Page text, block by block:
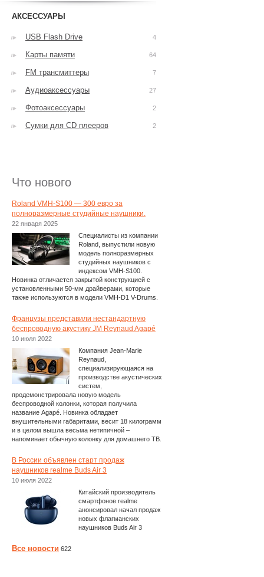
АКСЕССУАРЫ
USB Flash Drive 4
Карты памяти 64
FM трансмиттеры 7
Аудиоаксессуары 27
Фотоаксессуары 2
Сумки для CD плееров 2
Что нового
Roland VMH-S100 — 300 евро за
полноразмерные студийные наушники.
22 января 2025
Специалисты из компании
Roland, выпустили новую
модель полноразмерных
студийных наушников с
индексом VMH-S100.
Новинка отличается закрытой конструкцией с
установленными 50-мм драйверами, которые
также используются в модели VMH-D1 V-Drums.
Французы представили нестандартную
беспроводную акустику JM Reynaud Agapé
10 июля 2022
Компания Jean-Marie
Reynaud,
специализирующаяся на
производстве акустических
систем,
продемонстрировала новую модель
беспроводной колонки, которая получила
название Agapé. Новинка обладает
внушительными габаритами, весит 18 килограмм
и в целом вышла весьма нетипичной –
напоминает обычную колонку для домашнего ТВ.
В России объявлен старт продаж
наушников realme Buds Air 3
10 июля 2022
Китайский производитель
смартфонов realme
анонсировал начал продаж
новых флагманских
наушников Buds Air 3
Все новости 622